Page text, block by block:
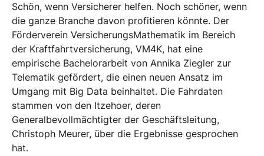
Schön, wenn Versicherer helfen. Noch schöner, wenn
die ganze Branche davon profitieren könnte. Der
Förderverein VersicherungsMathematik im Bereich
der Kraftfahrtversicherung, VM4K, hat eine
empirische Bachelorarbeit von Annika Ziegler zur
Telematik gefördert, die einen neuen Ansatz im
Umgang mit Big Data beinhaltet. Die Fahrdaten
stammen von den Itzehoer, deren
Generalbevollmächtigter der Geschäftsleitung,
Christoph Meurer, über die Ergebnisse gesprochen
hat.